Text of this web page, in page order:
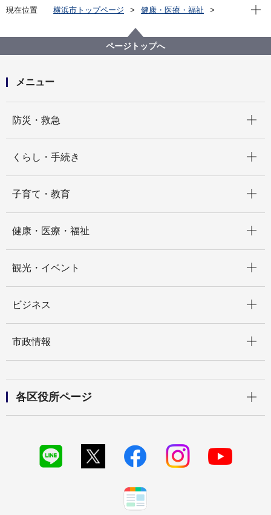
現在位置 横浜市トップページ
健康・医療・福祉
横浜市アレルギー情報サイト
発症や重症化を防ぐために
現在
ページトップへ
メニュー
防災・救急
くらし・手続き
子育て・教育
健康・医療・福祉
観光・イベント
ビジネス
市政情報
各区役所ページ